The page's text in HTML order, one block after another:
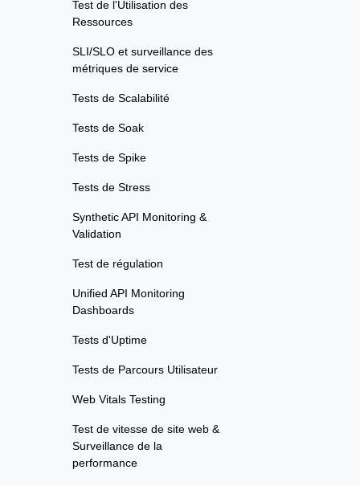
Test de l'Utilisation des
Ressources
SLI/SLO et surveillance des
métriques de service
Tests de Scalabilité
Tests de Soak
Tests de Spike
Tests de Stress
Synthetic API Monitoring &
Validation
Test de régulation
Unified API Monitoring
Dashboards
Tests d'Uptime
Tests de Parcours Utilisateur
Web Vitals Testing
Test de vitesse de site web &
Surveillance de la
performance